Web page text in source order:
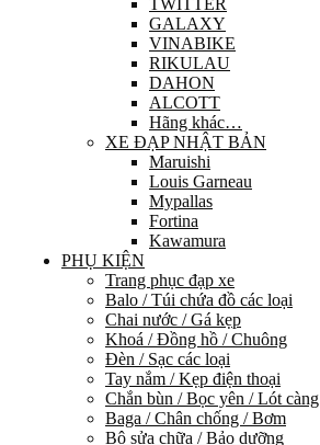
TWITTER
GALAXY
VINABIKE
RIKULAU
DAHON
ALCOTT
Hãng khác…
XE ĐẠP NHẬT BẢN
Maruishi
Louis Garneau
Mypallas
Fortina
Kawamura
PHỤ KIỆN
Trang phục đạp xe
Balo / Túi chứa đồ các loại
Chai nước / Gá kẹp
Khoá / Đồng hồ / Chuông
Đèn / Sạc các loại
Tay nắm / Kẹp điện thoại
Chắn bùn / Bọc yên / Lót càng
Baga / Chân chống / Bơm
Bộ sửa chữa / Bảo dưỡng